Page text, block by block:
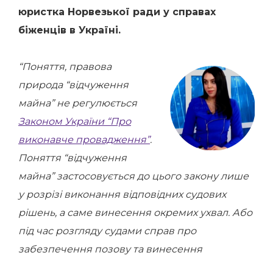
юристка Норвезької ради у справах
біженців в Україні.
“Поняття, правова
природа “відчуження
майна” не регулюється
Законом України “Про
виконавче провадження”.
Поняття “відчуження
майна” застосовується до цього закону лише
у розрізі виконання відповідних судових
рішень, а саме винесення окремих ухвал. Або
під час розгляду судами справ про
забезпечення позову та винесення